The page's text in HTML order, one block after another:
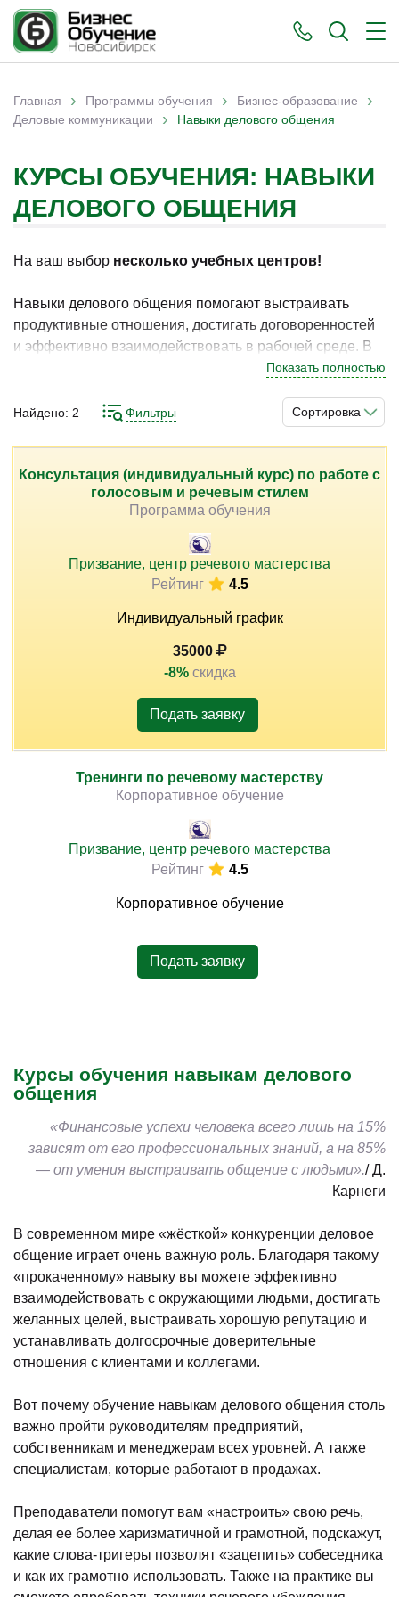
Вы здесь
Главная › Программы обучения › Бизнес-образование ›
Деловые коммуникации › Навыки делового общения
КУРСЫ ОБУЧЕНИЯ: НАВЫКИ
ДЕЛОВОГО ОБЩЕНИЯ
На ваш выбор несколько учебных центров!
Навыки делового общения помогают выстраивать
продуктивные отношения, достигать договоренностей
и эффективно взаимодействовать в рабочей среде. В
Новосибирске программы по данному направлению
повысить квалификацию и улучшить результаты
общения. Понимание принципов коммуникации,
структуры диалога и поведения собеседников
позволяет выстраивать стабильную систему и
достигать устойчивых результатов.
Изучение принципов активного слушания, ведения
диалога, аргументации и работы с возражениями
позволяет выстроить последовательную систему
способствует применению навыков в реальных
Показать полностью
Сортировка
Найдено: 2 Фильтры
Консультация (индивидуальный курс) по работе с
голосовым и речевым стилем
Программа обучения
Призвание, центр речевого мастерства
Рейтинг
4.5
Индивидуальный график
35000
-8% скидка
Подать заявку
Тренинги по речевому мастерству
Корпоративное обучение
Призвание, центр речевого мастерства
Рейтинг
4.5
Корпоративное обучение
Подать заявку
Курсы обучения навыкам делового
общения
«Финансовые успехи человека всего лишь на 15%
зависят от его профессиональных знаний, а на 85%
— от умения выстраивать общение с людьми»./ Д.
Карнеги
В современном мире «жёсткой» конкуренции деловое
общение играет очень важную роль. Благодаря такому
«прокаченному» навыку вы можете эффективно
взаимодействовать с окружающими людьми, достигать
желанных целей, выстраивать хорошую репутацию и
устанавливать долгосрочные доверительные
отношения с клиентами и коллегами.
Вот почему обучение навыкам делового общения столь
важно пройти руководителям предприятий,
собственникам и менеджерам всех уровней. А также
специалистам, которые работают в продажах.
Преподаватели помогут вам «настроить» свою речь,
делая ее более харизматичной и грамотной, подскажут,
какие слова-тригеры позволят «зацепить» собеседника
и как их грамотно использовать. Также на практике вы